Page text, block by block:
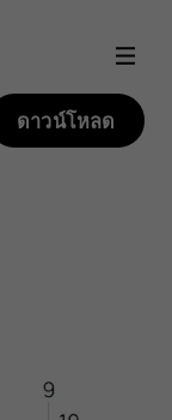
ดาวน์โหลด